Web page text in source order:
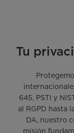
Tu
645, PSTI y
al RGPD hasta
DA, nuestro
misión